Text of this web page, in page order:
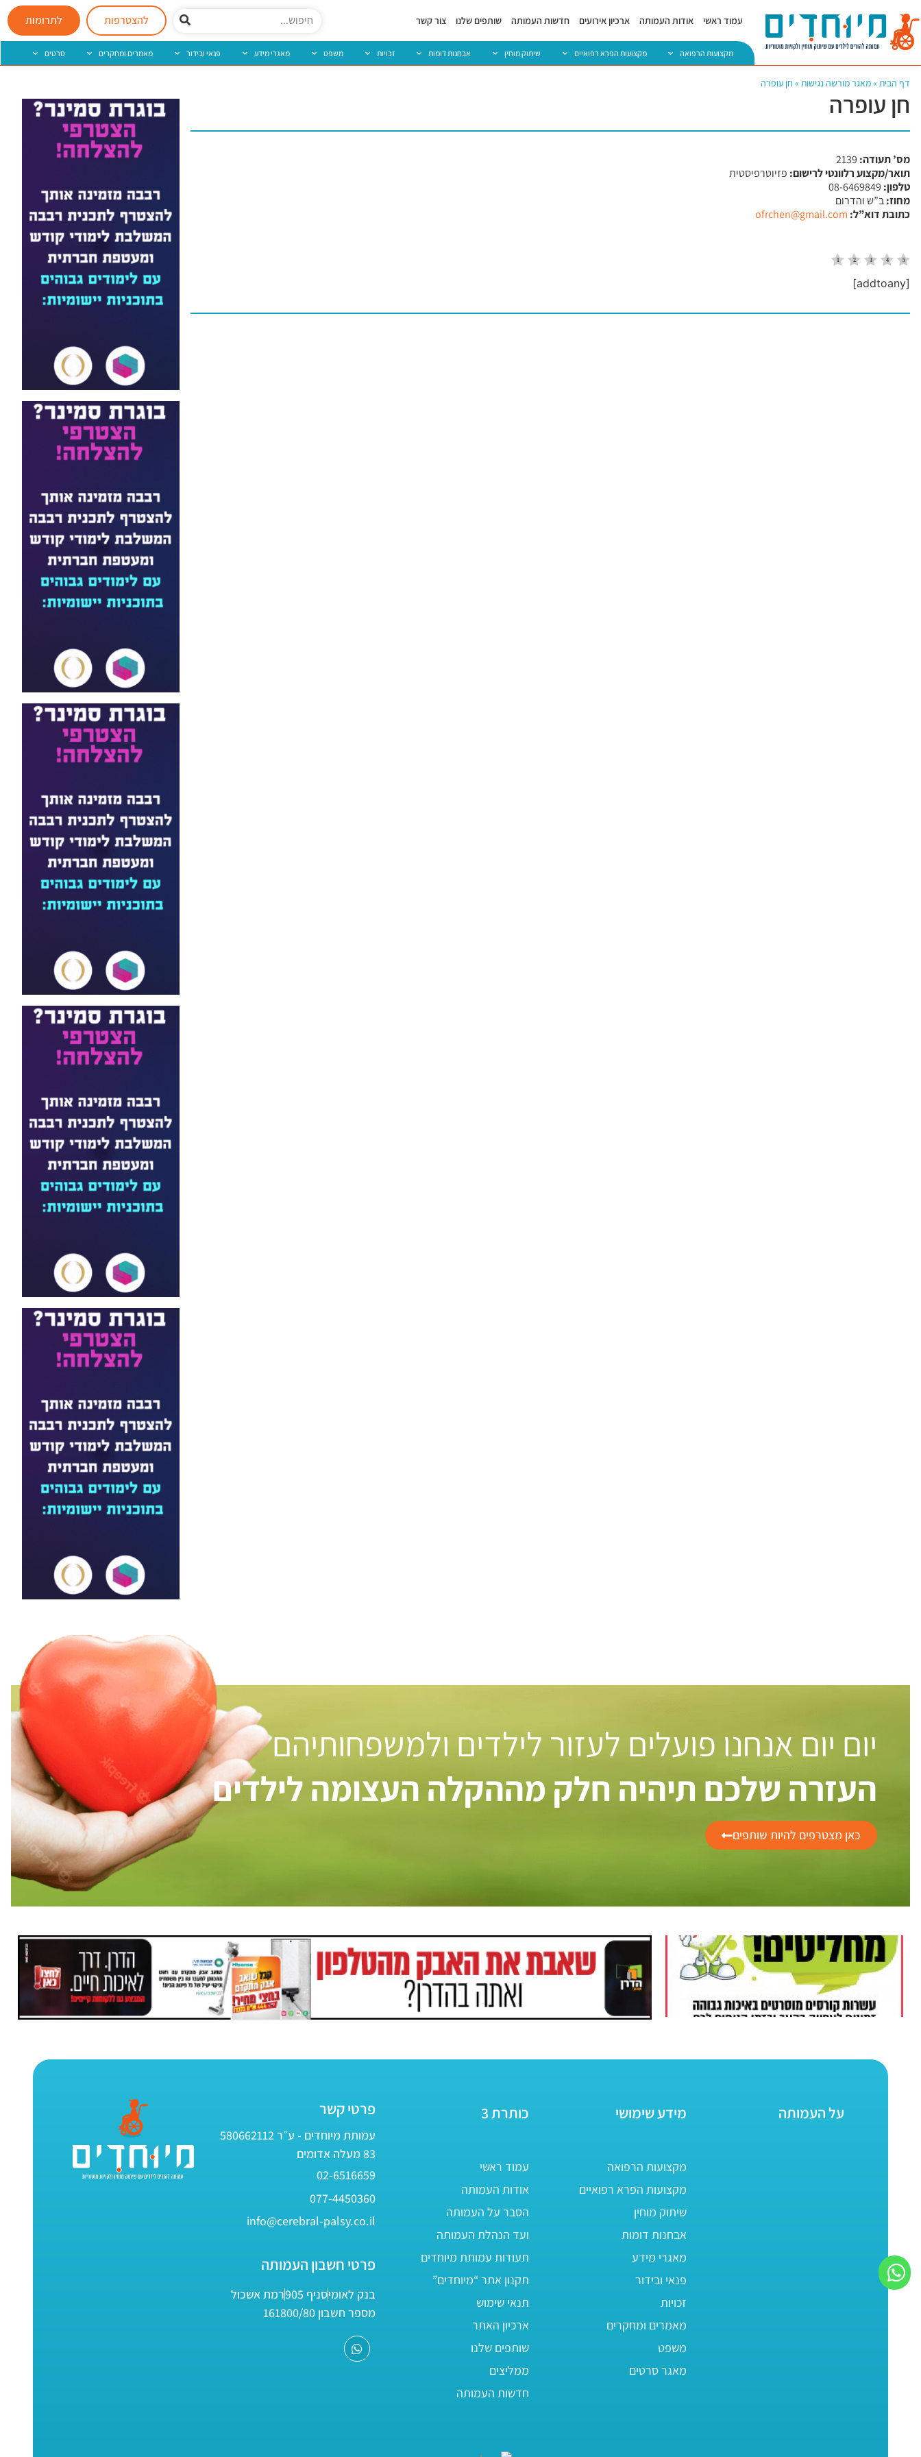
עמוד ראשי אודות העמותה ארכיון אירועים חדשות העמותה שותפים שלנו צור קשר להצטרפות לתרומות
מקצועות הרפואה מקצועות הפרא רפואיים שיתוק מוחין אבחנות דומות זכויות משפט מאגרי מידע פנאי ובידור מאמרים ומחקרים סרטים
דף הבית »מאגר מורשה נגישות » חן עופרה
חן עופרה
מס’ תעודה: 2139
תואר/מקצוע רלוונטי לרישום: פזיוטרפיסטית
טלפון:
מחוז:ב”ש והדרום
כתובת דוא”ל: ofrchen@gmail.com
[addtoany]
יום יום אנחנו פועלים לעזור לילדים ולמשפחותיהם
העזרה שלכם תיהיה חלק מההקלה העצומה לילדים
כאן מצטרפים להיות שותפים
על העמותה מידע שימושי
מקצועות הרפואה
מקצועות הפרא רפואיים
שיתוק מוחין
אבחנות דומות
מאגרי מידע
פנאי ובידור
זכויות
מאמרים ומחקרים
משפט
מאגר סרטים
כותרת 3
עמוד ראשי
אודות העמותה
הסבר על העמותה
ועד הנהלת העמותה
תעודות עמותת מיוחדים
תקנון אתר “מיוחדים”
תנאי שימוש
ארכיון האתר
שותפים שלנו
ממליצים
חדשות העמותה
פרטי קשר
עמותת מיוחדים - ע״ר 580662112
83 מעלה אדומים
02-6516659
077-4450360
info@cerebral-palsy.co.il
פרטי חשבון העמותה
בנק לאומיסניף 905
רמת אשכול
מספר חשבון 161800/80